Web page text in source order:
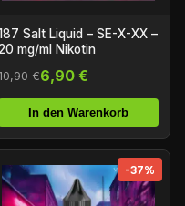
Salt Liquid – SE-X-XX –
20 mg/ml Nikotin
€6,90 €
In den Warenkorb
-37%